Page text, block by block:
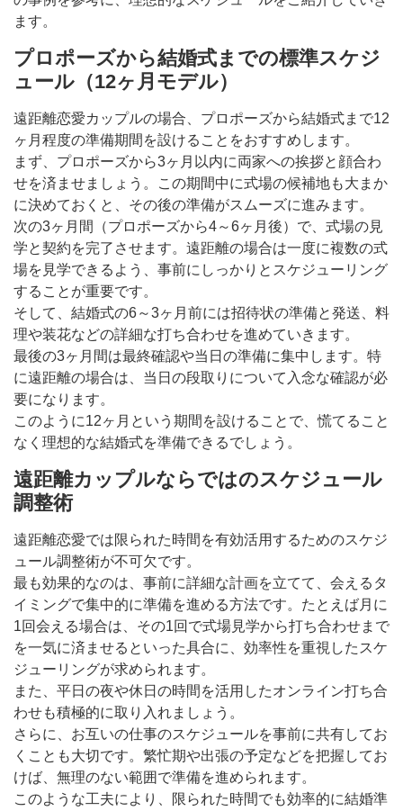
ます。
プロポーズから結婚式までの標準スケジ
ュール（12ヶ月モデル）
遠距離恋愛カップルの場合、プロポーズから結婚式まで12
ヶ月程度の準備期間を設けることをおすすめします。
まず、プロポーズから3ヶ月以内に両家への挨拶と顔合わ
せを済ませましょう。この期間中に式場の候補地も大まか
に決めておくと、その後の準備がスムーズに進みます。
次の3ヶ月間（プロポーズから4～6ヶ月後）で、式場の見
学と契約を完了させます。遠距離の場合は一度に複数の式
場を見学できるよう、事前にしっかりとスケジューリング
することが重要です。
そして、結婚式の6～3ヶ月前には招待状の準備と発送、料
理や装花などの詳細な打ち合わせを進めていきます。
最後の3ヶ月間は最終確認や当日の準備に集中します。特
に遠距離の場合は、当日の段取りについて入念な確認が必
要になります。
このように12ヶ月という期間を設けることで、慌てること
なく理想的な結婚式を準備できるでしょう。
遠距離カップルならではのスケジュール
調整術
遠距離恋愛では限られた時間を有効活用するためのスケジ
ュール調整術が不可欠です。
最も効果的なのは、事前に詳細な計画を立てて、会えるタ
イミングで集中的に準備を進める方法です。たとえば月に
1回会える場合は、その1回で式場見学から打ち合わせまで
を一気に済ませるといった具合に、効率性を重視したスケ
ジューリングが求められます。
また、平日の夜や休日の時間を活用したオンライン打ち合
わせも積極的に取り入れましょう。
さらに、お互いの仕事のスケジュールを事前に共有してお
くことも大切です。繁忙期や出張の予定などを把握してお
けば、無理のない範囲で準備を進められます。
このような工夫により、限られた時間でも効率的に結婚準